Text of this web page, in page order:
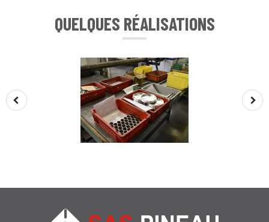
QUELQUES RÉALISATIONS